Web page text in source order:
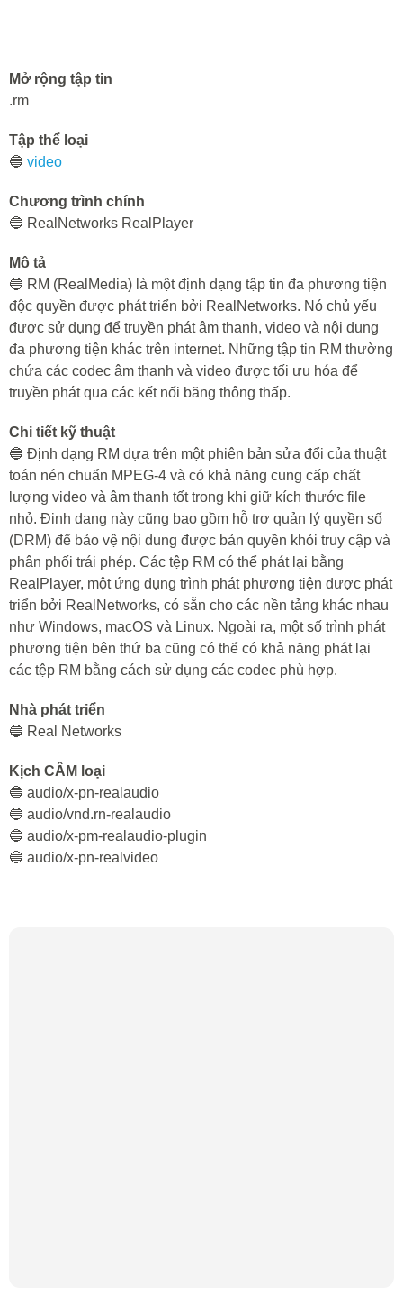
Mở rộng tập tin
.rm
Tập thể loại
🔵 video
Chương trình chính
🔵 RealNetworks RealPlayer
Mô tả
🔵 RM (RealMedia) là một định dạng tập tin đa phương tiện
độc quyền được phát triển bởi RealNetworks. Nó chủ yếu
được sử dụng để truyền phát âm thanh, video và nội dung
đa phương tiện khác trên internet. Những tập tin RM thường
chứa các codec âm thanh và video được tối ưu hóa để
truyền phát qua các kết nối băng thông thấp.
Chi tiết kỹ thuật
🔵 Định dạng RM dựa trên một phiên bản sửa đổi của thuật
toán nén chuẩn MPEG-4 và có khả năng cung cấp chất
lượng video và âm thanh tốt trong khi giữ kích thước file
nhỏ. Định dạng này cũng bao gồm hỗ trợ quản lý quyền số
(DRM) để bảo vệ nội dung được bản quyền khỏi truy cập và
phân phối trái phép. Các tệp RM có thể phát lại bằng
RealPlayer, một ứng dụng trình phát phương tiện được phát
triển bởi RealNetworks, có sẵn cho các nền tảng khác nhau
như Windows, macOS và Linux. Ngoài ra, một số trình phát
phương tiện bên thứ ba cũng có thể có khả năng phát lại
các tệp RM bằng cách sử dụng các codec phù hợp.
Nhà phát triển
🔵 Real Networks
Kịch CÂM loại
🔵 audio/x-pn-realaudio
🔵 audio/vnd.rn-realaudio
🔵 audio/x-pm-realaudio-plugin
🔵 audio/x-pn-realvideo